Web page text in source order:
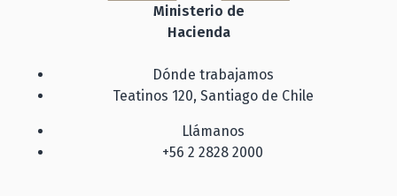
Ministerio de
Hacienda
Dónde trabajamos
Teatinos 120, Santiago de Chile
Llámanos
+56 2 2828 2000